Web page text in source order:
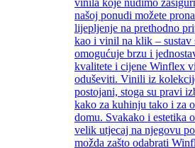
vinila koje nudimo
našoj ponudi možete
lijepljenje na prethodno
kao i vinil na klik – sustav
omogućuje brzu i
kvalitete i cijene Winflex
oduševiti. Vinili iz
postojani, stoga su pravi
kako za kuhinju tako i za
domu. Svakako i estetika
velik utjecaj na njegovu
možda zašto odabrati